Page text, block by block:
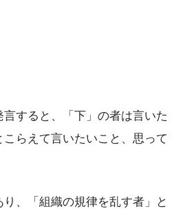
すると、「下」の者は言いた
らえて言いたいこと、思って
、「組織の規律を乱す者」と